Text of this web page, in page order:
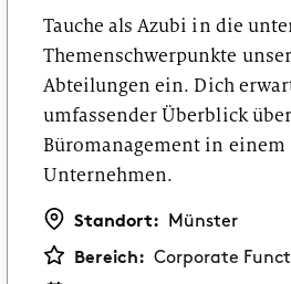
Tauche als Azubi in die
Themenschwerpunkte
Abteilungen ein. Dich
umfassender Überblick
Büromanagement in einem
Unternehmen.
Standort: Münster
Bereich: Corporate